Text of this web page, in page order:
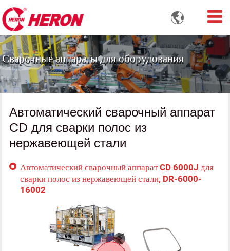

Сварочные аппараты для оборудования
Автоматический сварочный аппарат
CD для сварки полос из
нержавеющей стали
Автоматический сварочный аппарат CD 6000J для
сварки полос из нержавеющей стали, DR-6000-
16002